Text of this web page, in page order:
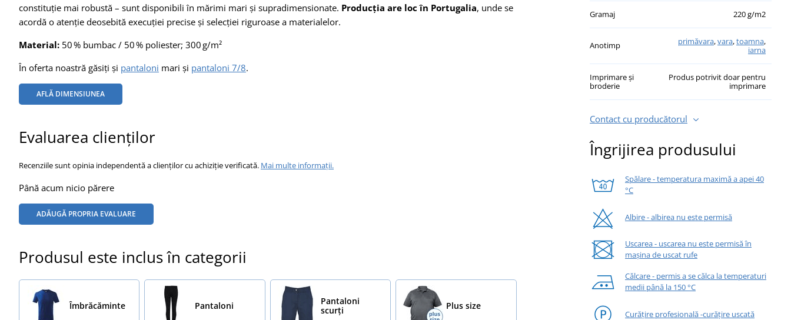
constituție mai robustă – sunt disponibili în mărimi mari și supradimensionate. Producția are loc în Portugalia, unde se
acordă o atenție deosebită execuției precise și selecției riguroase a materialelor.
Material: 50 % bumbac / 50 % poliester; 300 g/m²
În oferta noastră găsiți și pantaloni mari și pantaloni 7/8.
AFLĂ DIMENSIUNEA
Evaluarea clienților
Recenziile sunt opinia independentă a clienților cu achiziție verificată. Mai multe informații.
Până acum nicio părere
ADĂUGĂ PROPRIA EVALUARE
Produsul este inclus în categorii
Îmbrăcăminte Pantaloni
Pantaloni
scurți
Plus size
Gramaj 220 g/m2
Anotimp primăvara,vara,toamna,
iarna
Imprimare și
broderie
Produs potrivit doar pentru
imprimare
Contact cu producătorul
Îngrijirea produsului
Spălare - temperatura maximă a apei 40
°C
Albire - albirea nu este permisă
Uscarea - uscarea nu este permisă în
mașina de uscat rufe
Călcare - permis a se călca la temperaturi
medii până la 150 °C
Curățire profesională -curățire uscată